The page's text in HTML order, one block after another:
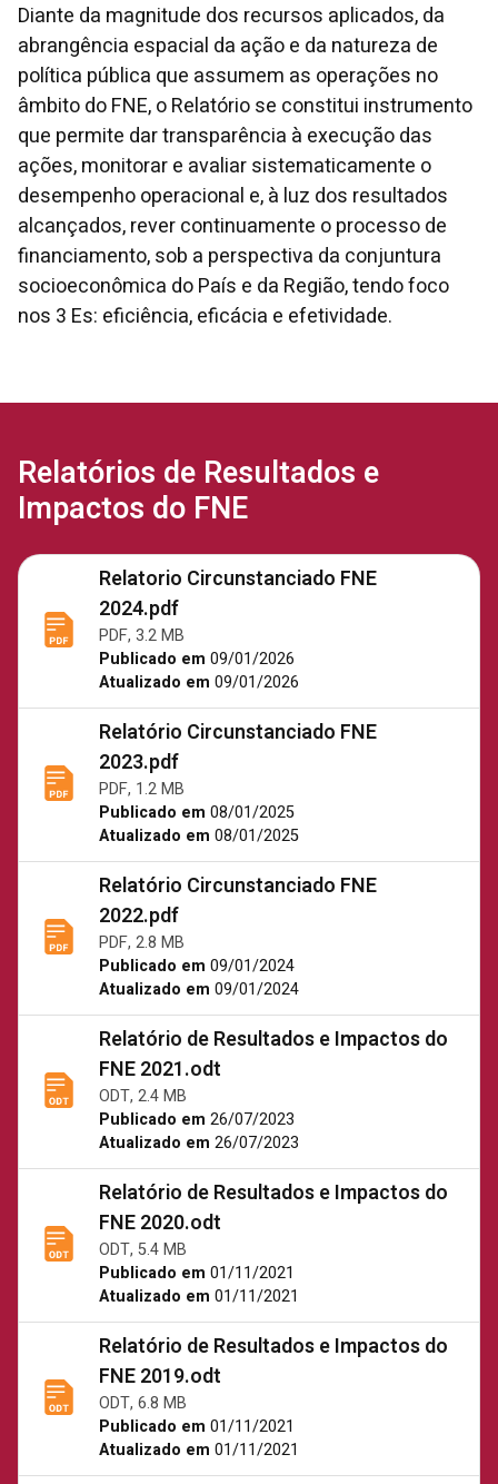
Diante da magnitude dos recursos aplicados, da
abrangência espacial da ação e da natureza de
política pública que assumem as operações no
âmbito do FNE, o Relatório se constitui instrumento
que permite dar transparência à execução das
ações, monitorar e avaliar sistematicamente o
desempenho operacional e, à luz dos resultados
alcançados, rever continuamente o processo de
financiamento, sob a perspectiva da conjuntura
socioeconômica do País e da Região, tendo foco
nos 3 Es: eficiência, eficácia e efetividade.
Relatórios de Resultados e
Impactos do FNE
Relatorio Circunstanciado FNE
2024.pdf
PDF, 3.2 MB
Publicado em 09/01/2026
Atualizado em 09/01/2026
Relatório Circunstanciado FNE
2023.pdf
PDF, 1.2 MB
Publicado em 08/01/2025
Atualizado em 08/01/2025
Relatório Circunstanciado FNE
2022.pdf
PDF, 2.8 MB
Publicado em 09/01/2024
Atualizado em 09/01/2024
Relatório de Resultados e Impactos do
FNE 2021.odt
ODT, 2.4 MB
Publicado em 26/07/2023
Atualizado em 26/07/2023
Relatório de Resultados e Impactos do
FNE 2020.odt
ODT, 5.4 MB
Publicado em 01/11/2021
Atualizado em 01/11/2021
Relatório de Resultados e Impactos do
FNE 2019.odt
ODT, 6.8 MB
Publicado em 01/11/2021
Atualizado em 01/11/2021